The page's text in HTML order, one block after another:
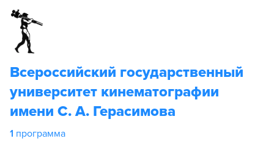
Всероссийский государственный
университет кинематографии
имени С. А. Герасимова
1 программа